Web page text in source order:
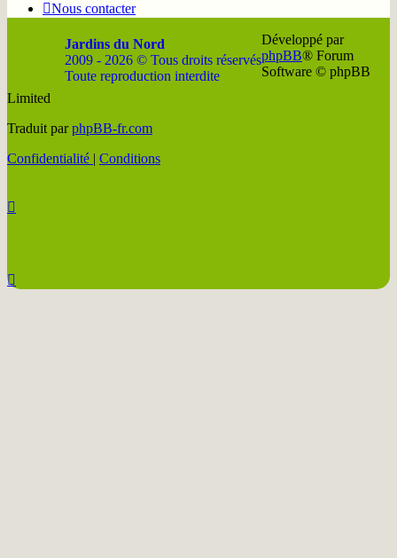
Nous contacter
Jardins du Nord
2009 - 2026 © Tous droits réservés
Toute reproduction interdite
Développé par
phpBB® Forum
Software © phpBB
Limited
Traduit parphpBB-fr.com
Confidentialité | Conditions